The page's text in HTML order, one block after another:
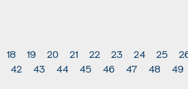
18 19 20 21 22 23 24 25
42 43 44 45 46 47 48 49